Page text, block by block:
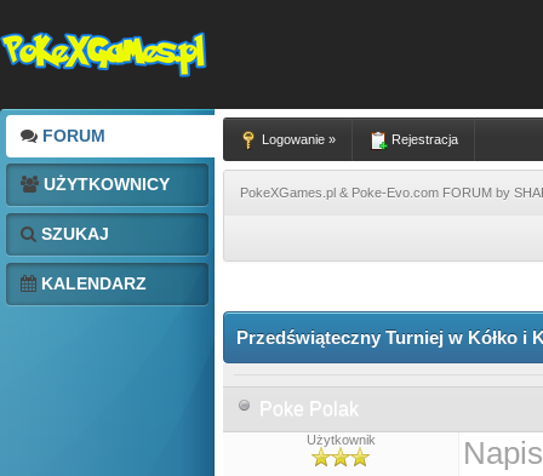
FORUM
UŻYTKOWNICY
SZUKAJ
KALENDARZ
Logowanie » Rejestracja
PokeXGames.pl & Poke-Evo.com FORUM by
Przedświąteczny Turniej w Kółko i
Poke Polak
Użytkownik